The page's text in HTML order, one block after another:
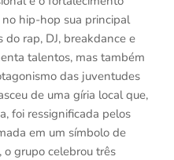
hip-hop sua principal
rap, DJ, breakdance e
talentos, mas também
das juventudes
de uma gíria local que,
foi ressignificada pelos
em um símbolo de
o grupo celebrou três